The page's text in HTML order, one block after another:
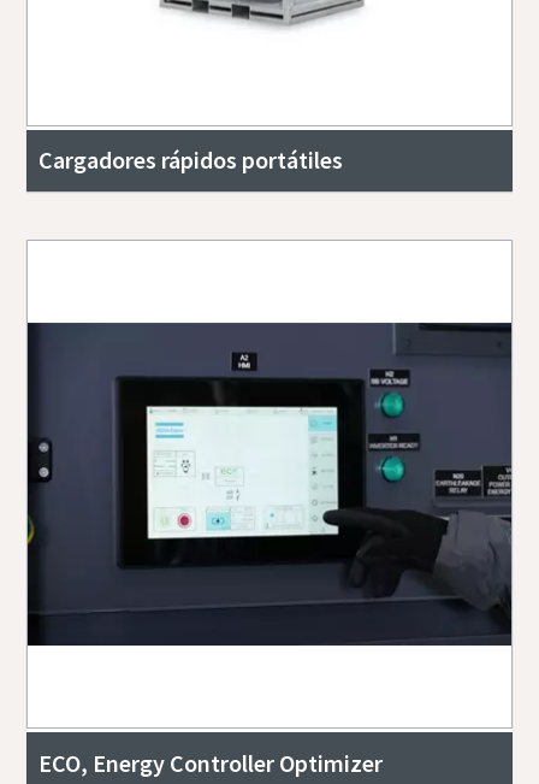
Cargadores rápidos portátiles
ECO, Energy Controller Optimizer